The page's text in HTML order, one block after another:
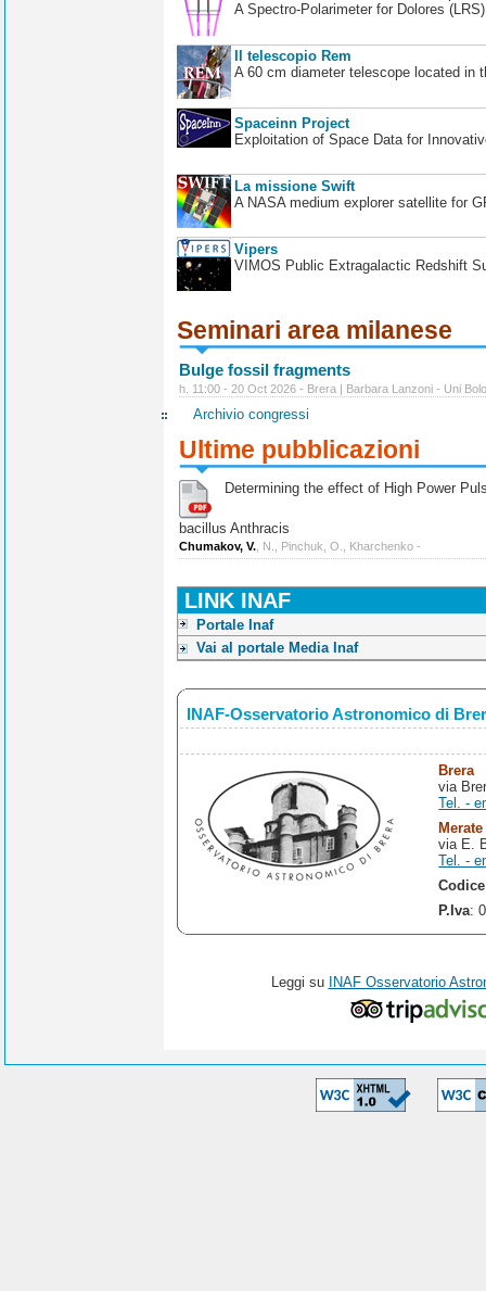
A Spectro-Polarimeter for Dolores
Il telescopio Rem
A 60 cm diameter telescope located in
Spaceinn Project
Exploitation of Space Data for
La missione Swift
A NASA medium explorer satellite for
Vipers
VIMOS Public Extragalactic Redshift
Seminari area milanese
Bulge fossil fragments
h. 11:00 - 20 Oct 2026 - Brera | Barbara Lanzoni - Uni
Archivio congressi
Ultime pubblicazioni
Determining the effect of High Power
bacillus Anthracis
Chumakov, V. , N., Pinchuk, O., Kharchenko -
LINK INAF
Portale Inaf
Vai al portale Media Inaf
INAF-Osservatorio Astronomico di
Brera
via
Tel. -
Merate
via E.
Tel. -
P.Iva:
Leggi su INAF Osservatorio